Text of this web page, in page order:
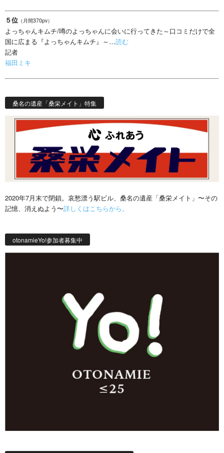
５位 （月間370pv）
よっちゃんキムチ/噂のよっちゃんに会いに行ってきた～口コミだけで全
国に広まる『よっちゃんキムチ』～…読む
記者
福田ミキ
桑名の遺産「桑栄メイト」特集
2020年7月末で閉鎖。哀愁漂う駅ビル、桑名の遺産「桑栄メイト」〜その
記憶、消えぬよう〜詳しくはこちらから。
otonamieYo!参加者募集中